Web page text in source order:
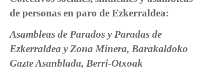
de personas en paro de Ezkerraldea:
Asambleas de Parados y Paradas de
Ezkerraldea y Zona Minera, Barakaldoko
Gazte Asanblada, Berri-Otxoak